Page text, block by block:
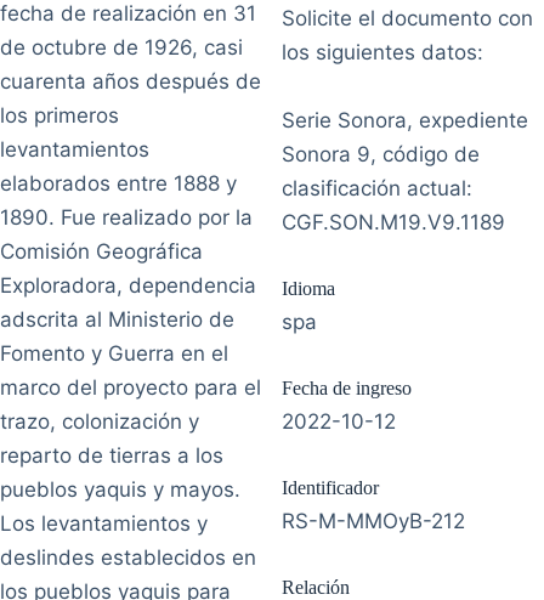
fecha de realización en 31
de octubre de 1926, casi
cuarenta años después de
los primeros
levantamientos
elaborados entre 1888 y
1890. Fue realizado por la
Comisión Geográfica
Exploradora, dependencia
adscrita al Ministerio de
Fomento y Guerra en el
marco del proyecto para el
trazo, colonización y
reparto de tierras a los
pueblos yaquis y mayos.
Los levantamientos y
deslindes establecidos en
los pueblos yaquis para
Solicite el documento con
los siguientes datos:
Serie Sonora, expediente
Sonora 9, código de
clasificación actual:
CGF.SON.M19.V9.1189
Idioma
spa
Fecha de ingreso
2022-10-12
Identificador
RS-M-MMOyB-212
Relación